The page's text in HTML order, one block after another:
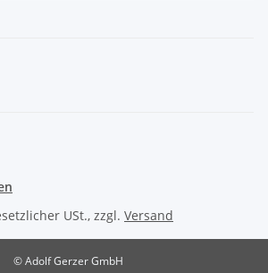
USt., zzgl. Versand
© Adolf Gerzer GmbH